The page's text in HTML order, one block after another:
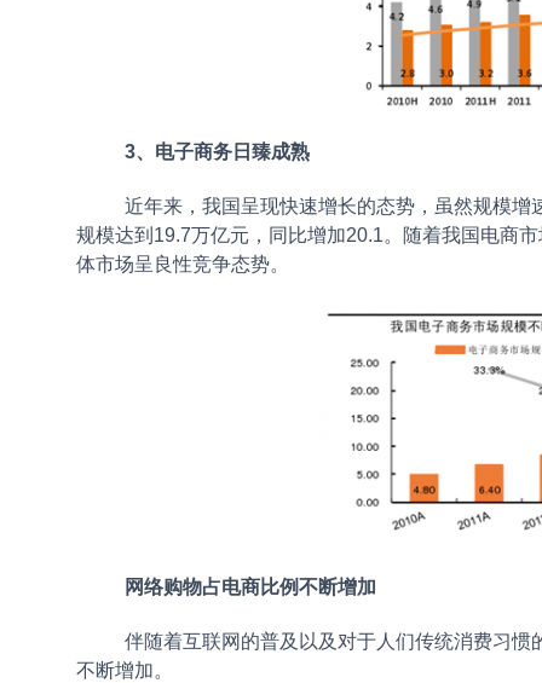
3、电子商务日臻成熟
近年来，我国呈现快速增长的态势，虽然规模
规模达到19.7万亿元，同比增加20.1。随着我国电商
体市场呈良性竞争态势。
网络购物占电商比例不断增加
伴随着互联网的普及以及对于人们传统消费习
不断增加。